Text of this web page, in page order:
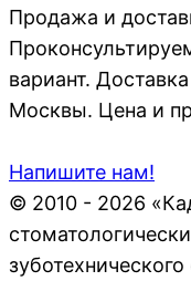
Продажа и
вариант.
Москвы. Цена и
Напишите нам!
© 2010 - 2026